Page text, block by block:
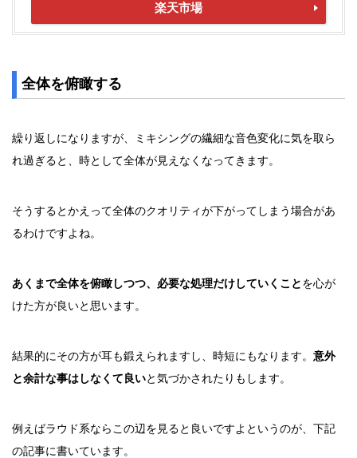
楽天市場
全体を俯瞰する
繰り返しになりますが、ミキシングの繊細な音色変化に気を取ら
れ過ぎると、時として全体が見えなくなってきます。
そうするとかえって全体のクオリティが下がってしまう場合があ
るわけですよね。
あくまで全体を俯瞰しつつ、必要な処理だけしていくことを心が
けた方が良いと思います。
結果的にその方が耳も鍛えられますし、時短にもなります。 意外
と余計な事はしなくて良いと気づかされたりもします。
例えばラウド系ならこの辺を見ると良いですよというのが、下記
の記事に書いています。